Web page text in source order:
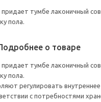
придает тумбе лаконичный
пола.
о товаре
придает тумбе лаконичный
пола.
регулировать внутреннее
с потребностями